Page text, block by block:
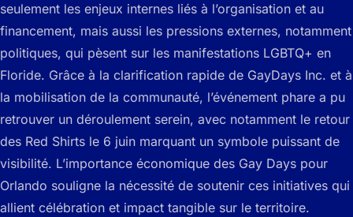
seulement les enjeux internes liés à l’organisation et au
financement, mais aussi les pressions externes, notamment
politiques, qui pèsent sur les manifestations LGBTQ+ en
Floride. Grâce à la clarification rapide de GayDays Inc. et à
la mobilisation de la communauté, l’événement phare a pu
retrouver un déroulement serein, avec notamment le retour
des Red Shirts le 6 juin marquant un symbole puissant de
visibilité. L’importance économique des Gay Days pour
Orlando souligne la nécessité de soutenir ces initiatives qui
allient célébration et impact tangible sur le territoire.